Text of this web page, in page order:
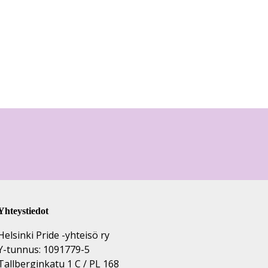
Pride -yhteisö ry
tunnus: 1091779-5
1 C / PL 168